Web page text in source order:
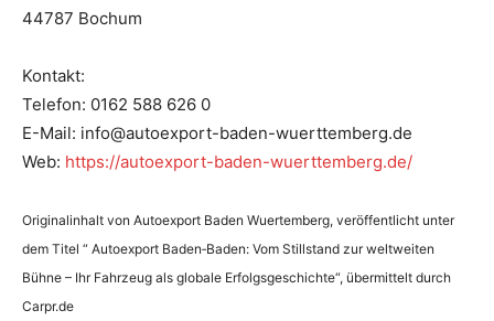
44787 Bochum
Kontakt:
Telefon: 0162 588 626 0
E-Mail: info@autoexport-baden-wuerttemberg.de
Web: https://autoexport-baden-wuerttemberg.de/
Originalinhalt von Autoexport Baden Wuertemberg, veröffentlicht unter
dem Titel “ Autoexport Baden‑Baden: Vom Stillstand zur weltweiten
Bühne – Ihr Fahrzeug als globale Erfolgsgeschichte“, übermittelt durch
Carpr.de